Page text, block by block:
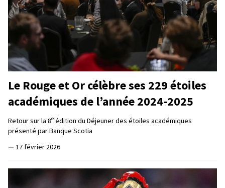
Le Rouge et Or célèbre ses 229 étoiles
académiques de l’année 2024-2025
Retour sur la 8e édition du Déjeuner des étoiles académiques
présenté par Banque Scotia
— 17 février 2026